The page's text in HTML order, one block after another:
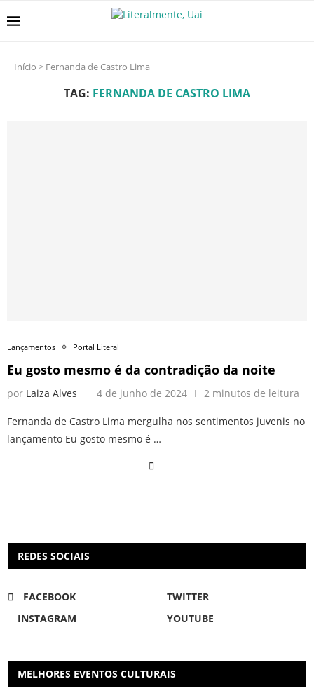
Início > Fernanda de Castro Lima
TAG: FERNANDA DE CASTRO LIMA
Lançamentos Portal Literal
Eu gosto mesmo é da contradição da noite
por Laiza Alves 4 de junho de 2024 2 minutos de leitura
Fernanda de Castro Lima mergulha nos sentimentos juvenis no
lançamento Eu gosto mesmo é …
REDES SOCIAIS
FACEBOOK
TWITTER
INSTAGRAM
YOUTUBE
MELHORES EVENTOS CULTURAIS